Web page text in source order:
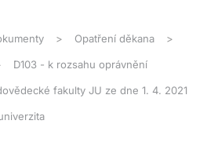
Opatření děkana
D103 - k rozsahu oprávnění
fakulty JU ze dne 1. 4. 2021